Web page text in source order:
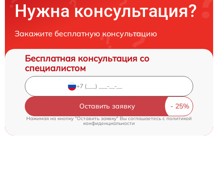
Нужна консультация?
Закажите бесплатную консультацию
Бесплатная консультация со
специалистом
Оставить заявку
Нажимая на кнопку "Оставить заявку" Вы соглашаетесь cполитикой
конфиденциальности